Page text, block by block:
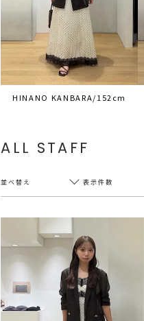
HINANO KANBARA/152cm
ALL STAFF
並べ替え
アクセス順
表示件数
60件